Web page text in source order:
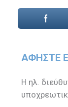
ΑΦΉΣΤΕ
Η ηλ.